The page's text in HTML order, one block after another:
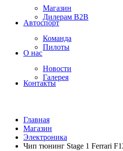
Магазин
Дилерам B2B
Автоспорт
Команда
Пилоты
О нас
Новости
Галерея
Контакты
Главная
Магазин
Электроника
Чип тюнинг Stage 1 Ferrari